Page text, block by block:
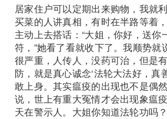
居家住户可以定期出来购物，我就
买菜的人讲真相，有时在半路等着
主动上去搭话：“大姐，你好，送你
符，”她看了看就收下了。我顺势就
很严重，人传人，没药可治，但是
防，就是真心诚念‘法轮大法好，真
敢上身。其实瘟疫的出现也不是偶
说，世上有重大冤情才会出现象瘟
天在警示人。大姐你知道法轮功吗